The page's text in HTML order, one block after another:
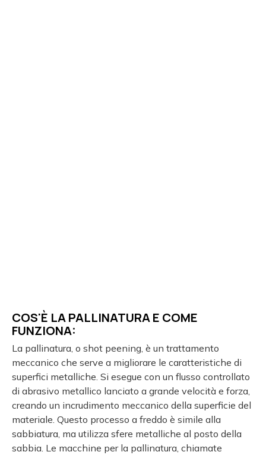
COS'È LA PALLINATURA E COME
FUNZIONA:
La pallinatura, o shot peening, è un trattamento
meccanico che serve a migliorare le caratteristiche di
superfici metalliche. Si esegue con un flusso controllato
di abrasivo metallico lanciato a grande velocità e forza,
creando un incrudimento meccanico della superficie del
materiale. Questo processo a freddo è simile alla
sabbiatura, ma utilizza sfere metalliche al posto della
sabbia. Le macchine per la pallinatura, chiamate